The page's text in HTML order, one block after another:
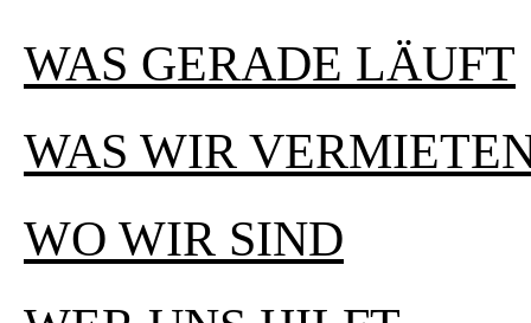
WAS GERADE LÄUFT
WAS WIR
WO WIR SIND